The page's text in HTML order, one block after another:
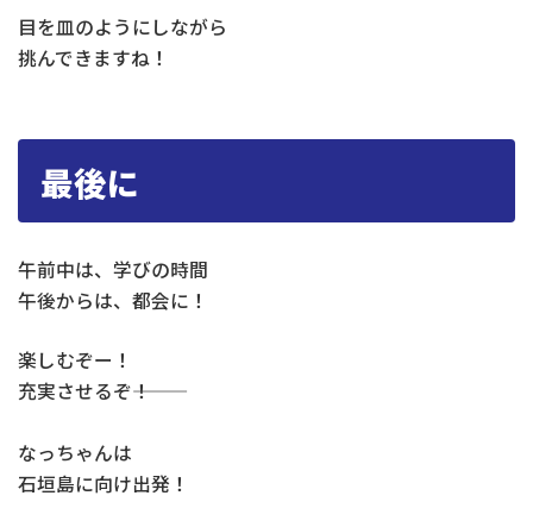
目を皿のようにしながら
挑んできますね！
最後に
午前中は、学びの時間
午後からは、都会に！
楽しむぞー！
充実させるぞ―――！
なっちゃんは
石垣島に向け出発！